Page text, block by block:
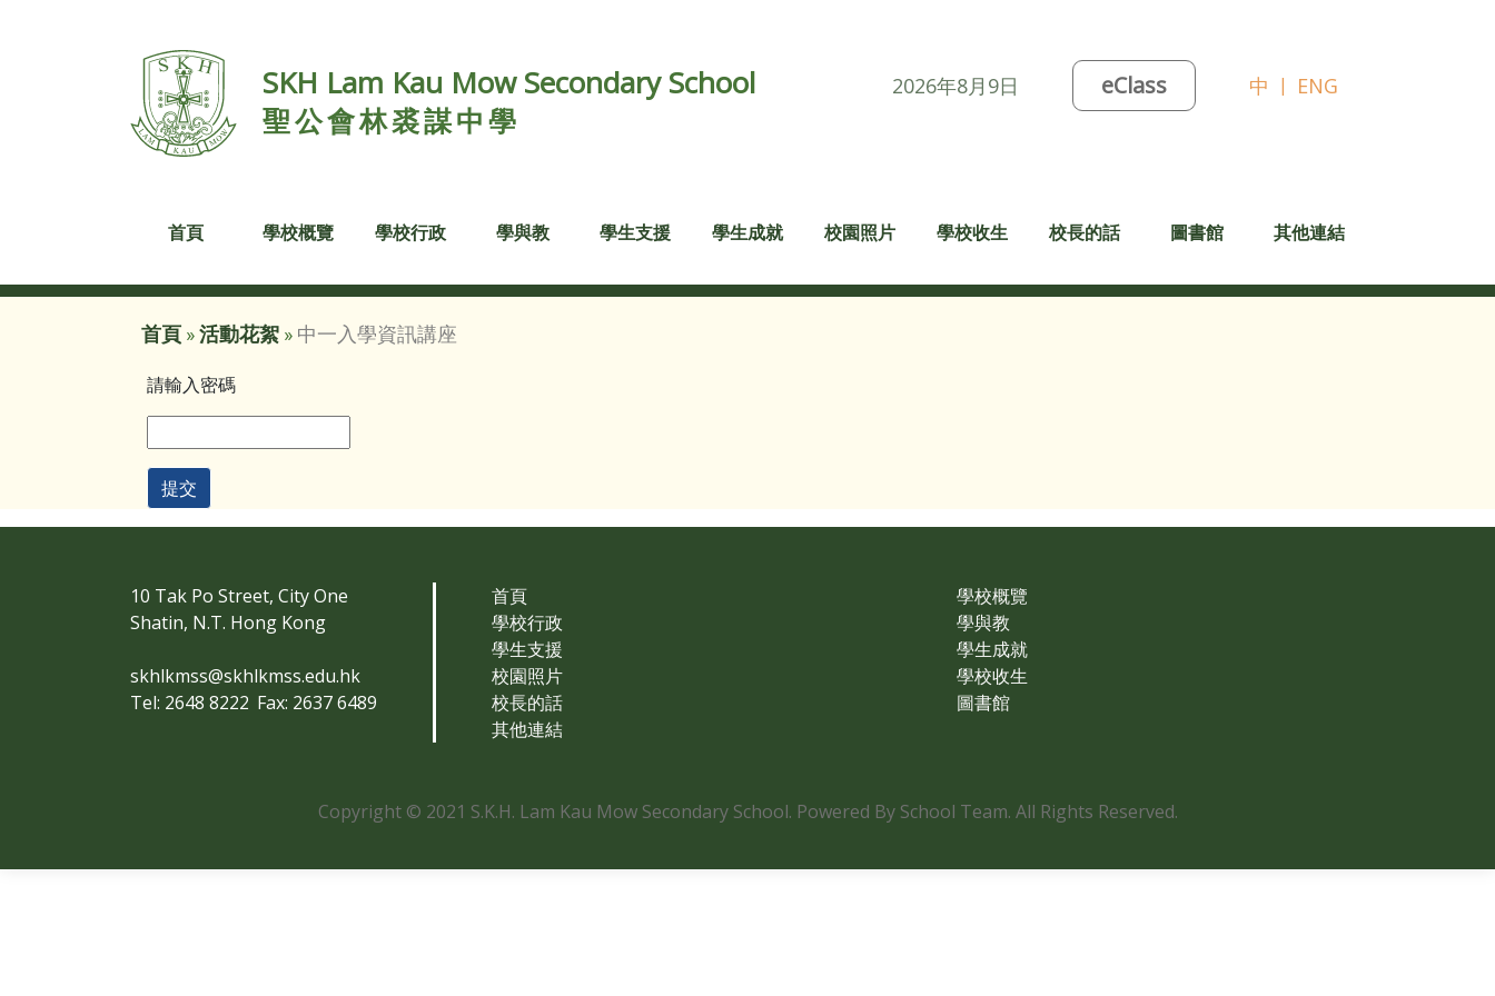
2026年8月9日 eClass 中 | ENG
SKH Lam Kau Mow Secondary School
聖公會林裘謀中學
首頁 學校概覽 學校行政 學與教 學生支援 學生成就 校園照片 學校收生 校長的話 圖書館 其他連結
首頁 »活動花絮 » 中一入學資訊講座
請輸入密碼
提交
10 Tak Po Street, City One
Shatin, N.T. Hong Kong
skhlkmss@skhlkmss.edu.hk
Tel: 2648 8222 Fax: 2637 6489
首頁
學校概覽
學校行政
學與教
學生支援
學生成就
校園照片
學校收生
校長的話
圖書館
其他連結
Copyright © 2021 S.K.H. Lam Kau Mow Secondary School. Powered By School Team. All Rights Reserved.